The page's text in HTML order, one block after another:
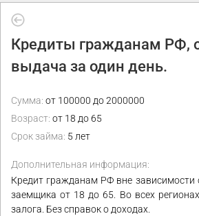
Кредиты гражданам РФ,
выдача за один день.
Сумма: от 100000 до 2000000
Возраст: от 18 до 65
Срок займа: 5 лет
Дополнительная информация:
Кредит гражданам РФ вне зависимости
заемщика от 18 до 65. Во всех
залога. Без справок о доходах.